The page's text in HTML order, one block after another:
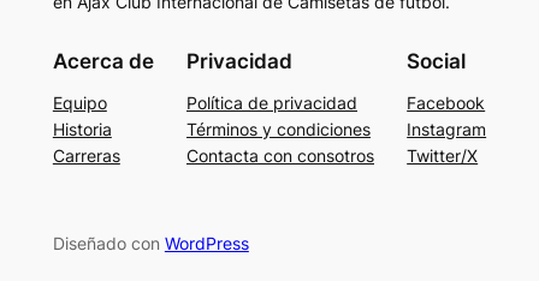
Acerca de
Equipo
Historia
Carreras
Privacidad
Política de privacidad
Términos y condiciones
Contacta con consotros
Social
Facebook
Instagram
Twitter/X
Diseñado con WordPress